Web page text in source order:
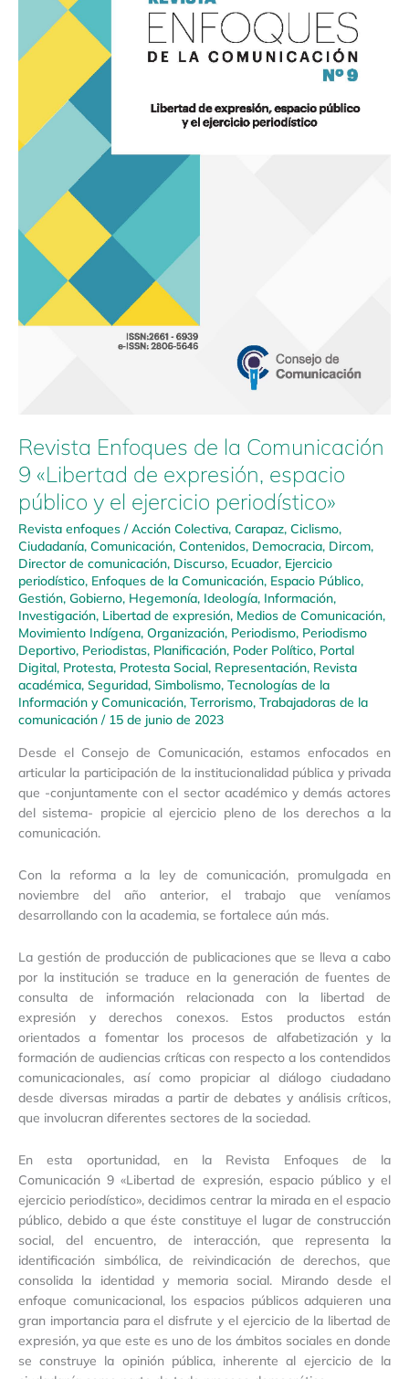
Revista Enfoques de la Comunicación
9 «Libertad de expresión, espacio
público y el ejercicio periodístico»
Revista enfoques /Acción Colectiva, Carapaz, Ciclismo,
Ciudadanía, Comunicación, Contenidos, Democracia, Dircom,
Director de comunicación, Discurso, Ecuador, Ejercicio
periodístico, Enfoques de la Comunicación, Espacio Público,
Gestión, Gobierno, Hegemonía, Ideología, Información,
Investigación, Libertad de expresión, Medios de Comunicación,
Movimiento Indígena, Organización, Periodismo, Periodismo
Deportivo, Periodistas, Planificación, Poder Político, Portal
Digital, Protesta, Protesta Social, Representación, Revista
académica, Seguridad, Simbolismo, Tecnologías de la
Información y Comunicación, Terrorismo, Trabajadoras de la
comunicación / 15 de junio de 2023
Desde el Consejo de Comunicación, estamos enfocados en
articular la participación de la institucionalidad pública y privada
que -conjuntamente con el sector académico y demás actores
del sistema- propicie al ejercicio pleno de los derechos a la
comunicación.
Con la reforma a la ley de comunicación, promulgada en
noviembre del año anterior, el trabajo que veníamos
desarrollando con la academia, se fortalece aún más.
La gestión de producción de publicaciones que se lleva a cabo
por la institución se traduce en la generación de fuentes de
consulta de información relacionada con la libertad de
expresión y derechos conexos. Estos productos están
orientados a fomentar los procesos de alfabetización y la
formación de audiencias críticas con respecto a los contendidos
comunicacionales, así como propiciar al diálogo ciudadano
desde diversas miradas a partir de debates y análisis críticos,
que involucran diferentes sectores de la sociedad.
En esta oportunidad, en la Revista Enfoques de la
Comunicación 9 «Libertad de expresión, espacio público y el
ejercicio periodístico», decidimos centrar la mirada en el espacio
público, debido a que éste constituye el lugar de construcción
social, del encuentro, de interacción, que representa la
identificación simbólica, de reivindicación de derechos, que
consolida la identidad y memoria social. Mirando desde el
enfoque comunicacional, los espacios públicos adquieren una
gran importancia para el disfrute y el ejercicio de la libertad de
expresión, ya que este es uno de los ámbitos sociales en donde
se construye la opinión pública, inherente al ejercicio de la
«Libertad
de
público
el
periodístico»